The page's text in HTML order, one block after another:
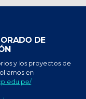
DE
y los proyectos de
en